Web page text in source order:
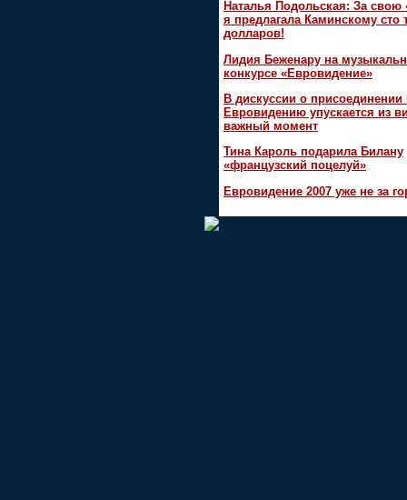
Наталья Подольская: За свою
я предлагала Каминскому сто
долларов!
Лидия Беженару на
конкурсе «Евровидение»
В дискуссии о
Евровидению упускается из
важный момент
Тина Кароль подарила Билану
«французский поцелуй»
Евровидение 2007 уже не за